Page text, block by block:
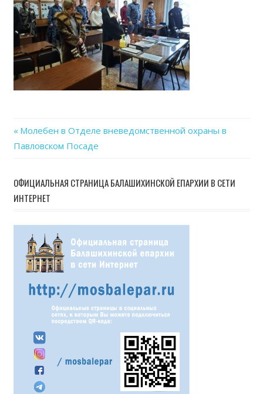
Навигация
записям
Previous
Post:
Молебен в Отделе вневедомственной охраны в
Павловском Посаде
ОФИЦИАЛЬНАЯ СТРАНИЦА БАЛАШИХИНСКОЙ ЕПАРХИИ В СЕТИ
ИНТЕРНЕТ